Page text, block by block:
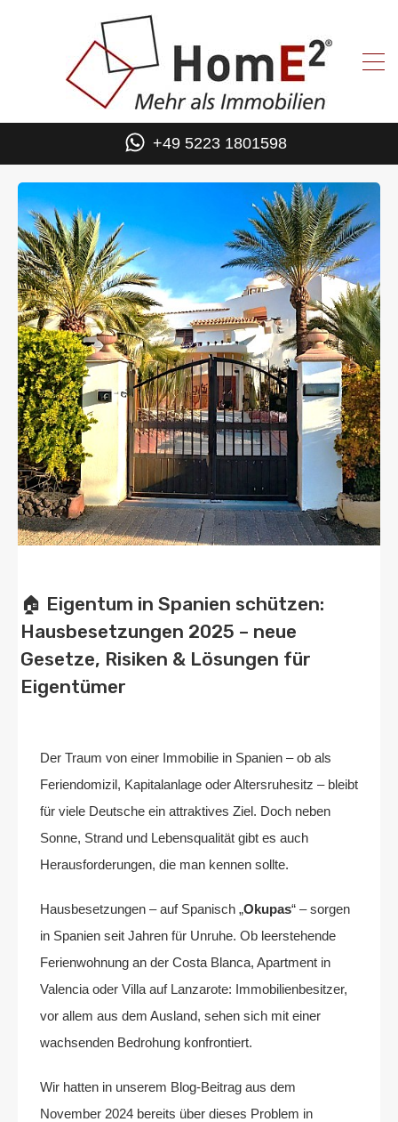
+49 5223 1801598
🏠 Eigentum in Spanien schützen:
Hausbesetzungen 2025 – neue
Gesetze, Risiken & Lösungen für
Eigentümer
Von
Der Traum von einer Immobilie in Spanien – ob als
Feriendomizil, Kapitalanlage oder Altersruhesitz – bleibt
für viele Deutsche ein attraktives Ziel. Doch neben
Sonne, Strand und Lebensqualität gibt es auch
Herausforderungen, die man kennen sollte.
Hausbesetzungen – auf Spanisch „Okupas“ – sorgen
in Spanien seit Jahren für Unruhe. Ob leerstehende
Ferienwohnung an der Costa Blanca, Apartment in
Valencia oder Villa auf Lanzarote: Immobilienbesitzer,
vor allem aus dem Ausland, sehen sich mit einer
wachsenden Bedrohung konfrontiert.
Wir hatten in unserem Blog-Beitrag aus dem
November 2024 bereits über dieses Problem in